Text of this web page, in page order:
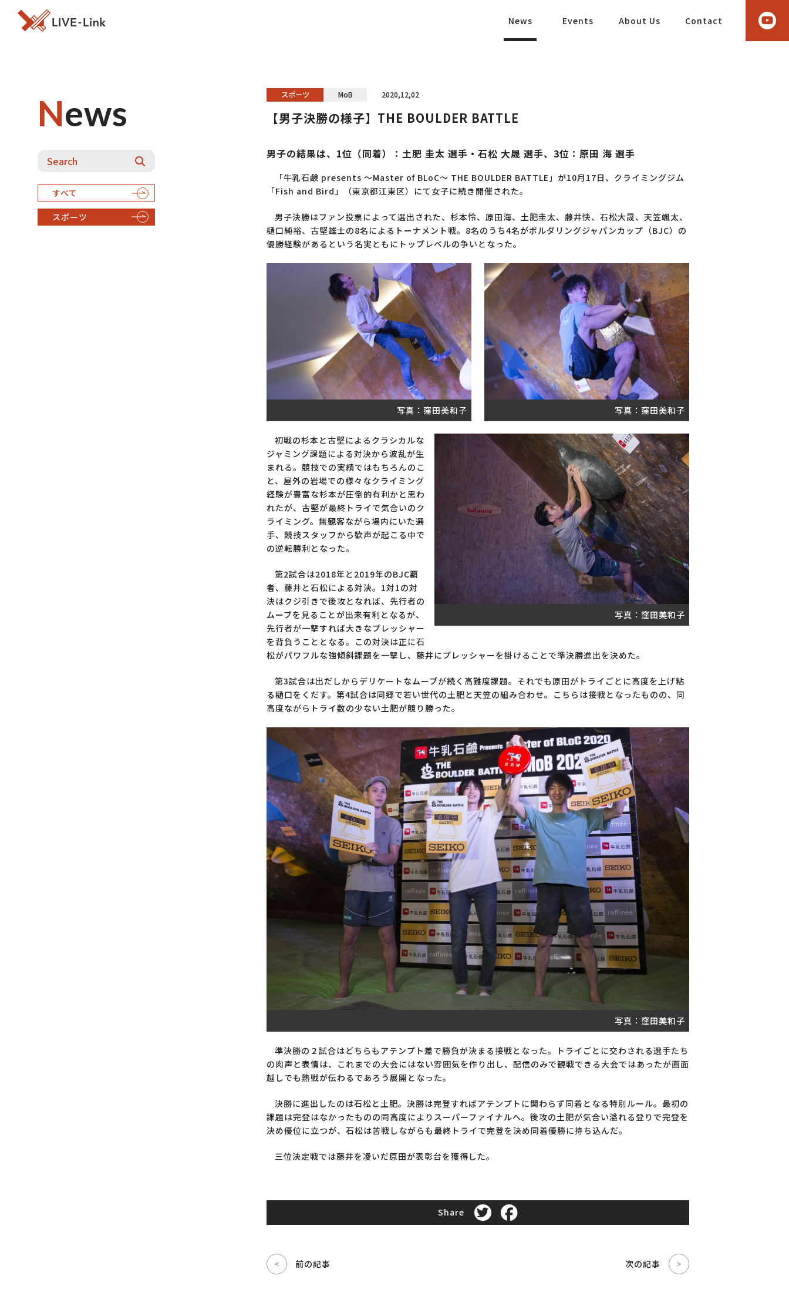
News Events About Us Contact
スポーツ MoB 2020,12,02
【男子決勝の様子】THE BOULDER BATTLE
男子の結果は、1位（同着）：土肥 圭太 選手・石松 大晟 選手、3位：原田 海 選手
「牛乳石鹸 presents ～Master of BLoC～ THE BOULDER BATTLE」が10月17日、クライミングジム
「Fish and Bird」（東京都江東区）にて女子に続き開催された。
男子決勝はファン投票によって選出された、杉本怜、原田海、土肥圭太、藤井快、石松大晟、天笠颯太、
樋口純裕、古堅雄士の8名によるトーナメント戦。8名のうち4名がボルダリングジャパンカップ（BJC）の
優勝経験があるという名実ともにトップレベルの争いとなった。
写真：窪田美和子 写真：窪田美和子
写真：窪田美和子
初戦の杉本と古堅によるクラシカルな
ジャミング課題による対決から波乱が生
まれる。競技での実績ではもちろんのこ
と、屋外の岩場での様々なクライミング
経験が豊富な杉本が圧倒的有利かと思わ
れたが、古堅が最終トライで気合いのク
ライミング。無観客ながら場内にいた選
手、競技スタッフから歓声が起こる中で
の逆転勝利となった。
第2試合は2018年と2019年のBJC覇
者、藤井と石松による対決。1対1の対
決はクジ引きで後攻となれば、先行者の
ムーブを見ることが出来有利となるが、
先行者が一撃すれば大きなプレッシャー
を背負うこととなる。この対決は正に石
松がパワフルな強傾斜課題を一撃し、藤井にプレッシャーを掛けることで準決勝進出を決めた。
第3試合は出だしからデリケートなムーブが続く高難度課題。それでも原田がトライごとに高度を上げ粘
る樋口をくだす。第4試合は同郷で若い世代の土肥と天笠の組み合わせ。こちらは接戦となったものの、同
高度ながらトライ数の少ない土肥が競り勝った。
写真：窪田美和子
準決勝の２試合はどちらもアテンプト差で勝負が決まる接戦となった。トライごとに交わされる選手たち
の肉声と表情は、これまでの大会にはない雰囲気を作り出し、配信のみで観戦できる大会ではあったが画面
越しでも熱戦が伝わるであろう展開となった。
決勝に進出したのは石松と土肥。決勝は完登すればアテンプトに関わらず同着となる特別ルール。最初の
課題は完登はなかったものの同高度によりスーパーファイナルへ。後攻の土肥が気合い溢れる登りで完登を
決め優位に立つが、石松は苦戦しながらも最終トライで完登を決め同着優勝に持ち込んだ。
三位決定戦では藤井を凌いだ原田が表彰台を獲得した。
Share
< 前の記事 次の記事 >
News
すべて
スポーツ